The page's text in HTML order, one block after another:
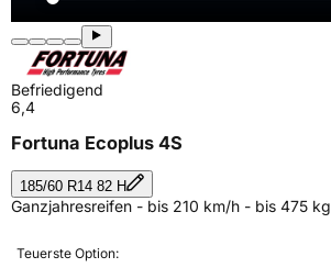
Befriedigend
6,4
Fortuna Ecoplus 4S
185/60 R14 82 H
Ganzjahresreifen - bis 210 km/h - bis 475 kg
Teuerste Option: